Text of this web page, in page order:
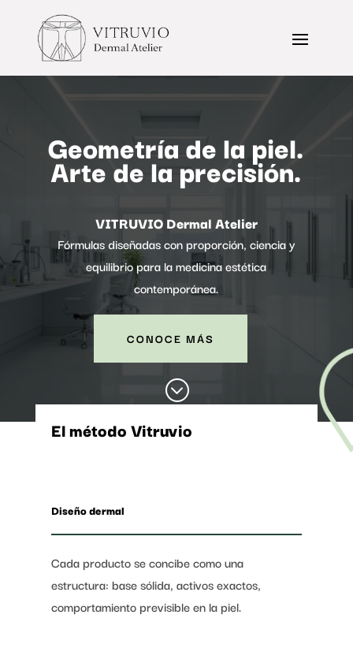
Geometría de la piel.
Arte de la precisión.
VITRUVIO Dermal Atelier
Fórmulas diseñadas con proporción, ciencia y
equilibrio para la medicina estética
contemporánea.
CONOCE MÁS
;
El método Vitruvio
Diseño dermal
Cada producto se concibe como una
estructura: base sólida, activos exactos,
comportamiento previsible en la piel.